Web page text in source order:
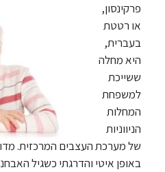
פרקינסון,
או רטטת
בעברית,
היא מחלה
ששייכת
למשפחת
המחלות
הניווניות
של מערכת העצבים המרכזית.
באופן איטי והדרגתי כשגיל